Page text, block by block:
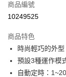
LINE Pay
街口支付
悠遊付
商品編號
10249525
商品特色
時尚輕巧的外
預設3種運作模
自動定時：